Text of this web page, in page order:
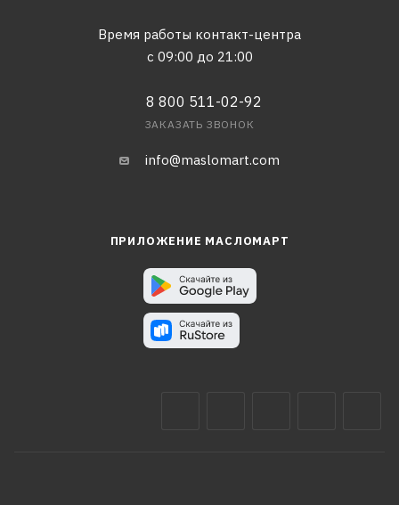
Время работы контакт-центра
с 09:00 до 21:00
8 800 511-02-92
ЗАКАЗАТЬ ЗВОНОК
info@maslomart.com
ПРИЛОЖЕНИЕ МАСЛОМАРТ